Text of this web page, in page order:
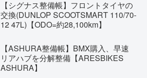
【シグナス整備帳】フロントタイヤの
交換(DUNLOP SCOOTSMART 110/70-
12 47L)【ODO=約28,100km】
【ASHURA整備帳】BMX購入、早速
リアハブを分解整備【ARESBIKES
ASHURA】